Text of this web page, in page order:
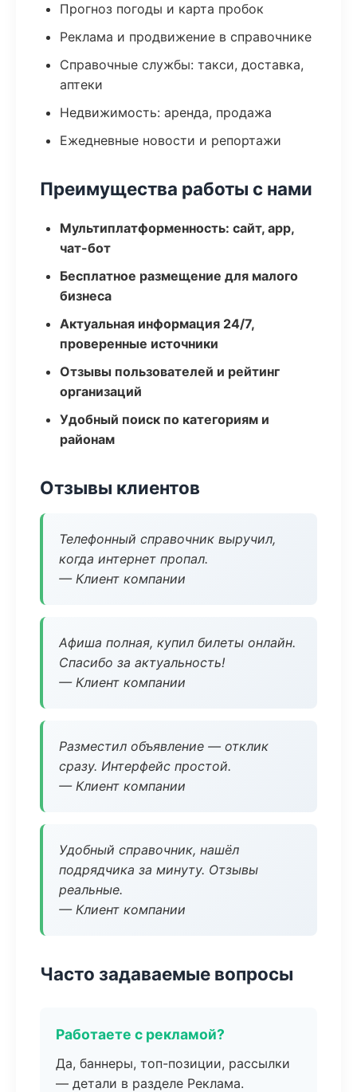
Прогноз погоды и карта пробок
Реклама и продвижение в справочнике
Справочные службы: такси, доставка,
аптеки
Недвижимость: аренда, продажа
Ежедневные новости и репортажи
Преимущества работы с нами
Мультиплатформенность: сайт, app,
чат-бот
Бесплатное размещение для малого
бизнеса
Актуальная информация 24/7,
проверенные источники
Отзывы пользователей и рейтинг
организаций
Удобный поиск по категориям и
районам
Отзывы клиентов
Телефонный справочник выручил,
когда интернет пропал.
— Клиент компании
Афиша полная, купил билеты онлайн.
Спасибо за актуальность!
— Клиент компании
Разместил объявление — отклик
сразу. Интерфейс простой.
— Клиент компании
Удобный справочник, нашёл
подрядчика за минуту. Отзывы
реальные.
— Клиент компании
Часто задаваемые вопросы
Работаете с рекламой?
Да, баннеры, топ-позиции, рассылки
— детали в разделе Реклама.